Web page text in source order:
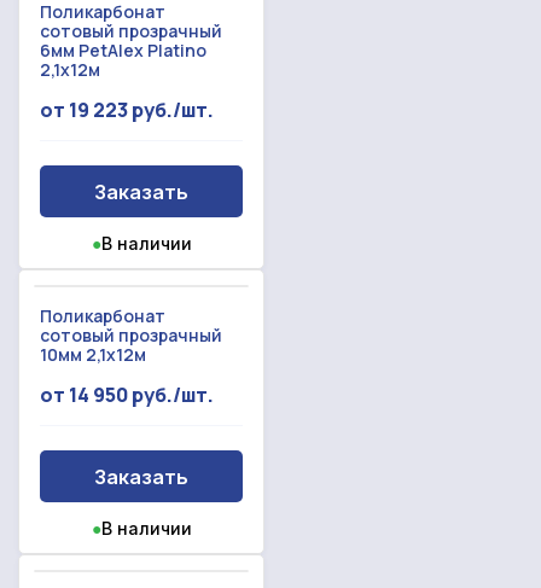
Поликарбонат
сотовый прозрачный
6мм PetAlex Platino
2,1x12м
от 19 223 руб./шт.
Заказать
●В наличии
Поликарбонат
сотовый прозрачный
10мм 2,1x12м
от 14 950 руб./шт.
Заказать
●В наличии